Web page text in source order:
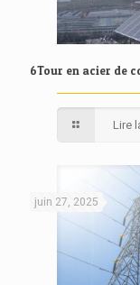
6Tour en acier de
Lire
juin 27, 2025